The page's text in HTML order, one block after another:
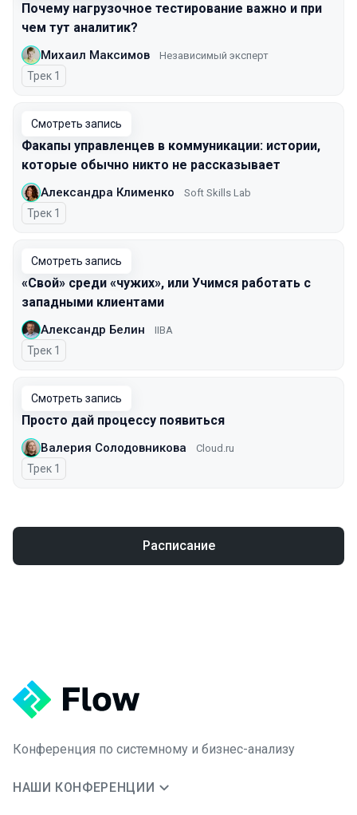
Почему нагрузочное тестирование важно и при
чем тут аналитик?
Михаил Максимов Независимый эксперт
Трек 1
Смотреть запись
Факапы управленцев в коммуникации: истории,
которые обычно никто не рассказывает
Александра Клименко Soft Skills Lab
Трек 1
Смотреть запись
«Свой» среди «чужих», или Учимся работать с
западными клиентами
Александр Белин IIBA
Трек 1
Смотреть запись
Просто дай процессу появиться
Валерия Солодовникова Cloud.ru
Трек 1
Расписание
Конференция по системному и бизнес-анализу
НАШИ КОНФЕРЕНЦИИ